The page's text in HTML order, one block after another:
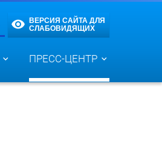
ВЕРСИЯ САЙТА ДЛЯ
СЛАБОВИДЯЩИХ
ПРЕСС-ЦЕНТР